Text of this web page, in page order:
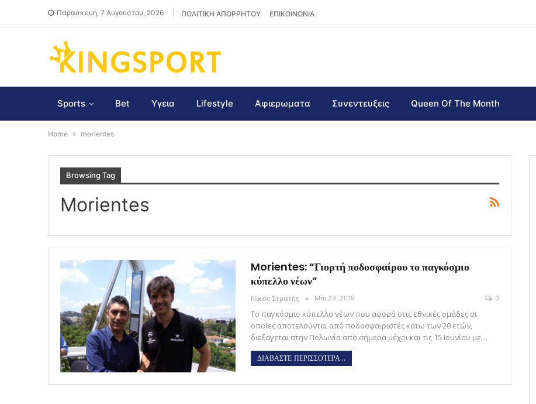
Παρασκευή, 7 Αυγούστου, 2026 ΠΟΛΙΤΙΚΗ ΑΠΟΡΡΗΤΟΥ ΕΠΙΚΟΙΝΩΝΙΑ
Sports Bet Υγεια Lifestyle Αφιερωματα Συνεντευξεις Queen Of The Month
Home morientes
Browsing Tag
Morientes
Morientes: “Γιορτή ποδοσφαίρου το παγκόσμιο
κύπελλο νέων”
Νίκος Στρατής Μάι 23, 2019 0
Το παγκόσμιο κύπελλο νέων που αφορά στις εθνικές ομάδες οι
οποίες αποτελούνται από ποδοσφαιριστές κάτω των 20 ετών,
διεξάγεται στην Πολωνία από σήμερα μέχρι και τις 15 Ιουνίου με…
ΔΙΑΒΑΣΤΕ ΠΕΡΙΣΣΟΤΕΡΑ...